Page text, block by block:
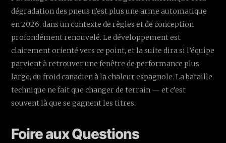
dégradation des pneus n’est plus une arme automatique
en 2026, dans un contexte de règles et de conception
profondément renouvelé. Le développement est
clairement orienté vers ce point, et la suite dira si l’équipe
parvient à retrouver une fenêtre de performance plus
large, du froid canadien à la chaleur espagnole. La bataille
technique ne fait que changer de terrain — et c’est
souvent là que se gagnent les titres.
Foire aux Questions